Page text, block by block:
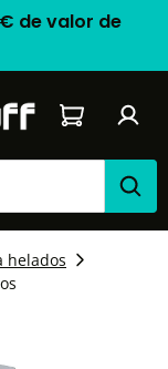
de valor de
El carrito
helados